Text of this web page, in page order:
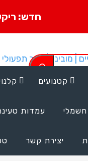
חדש:
קטנועים
עמדות חשמלי
יצירת קשר